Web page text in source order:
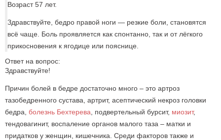
Возраст 57 лет.
Здравствуйте, бедро правой ноги — резкие боли, становятся
всё чаще. Боль проявляется как спонтанно, так и от лёгкого
прикосновения к ягодице или пояснице.
Ответ на вопрос:
Здравствуйте!
Причин болей в бедре достаточно много – это артроз
тазобедренного сустава, артрит, асептический некроз головки
бедра, болезнь Бехтерева , подвертельный бурсит, миозит,
тендовагинит, воспаление органов малого таза – матки и
придатков у женщин, кишечника. Среди факторов также и